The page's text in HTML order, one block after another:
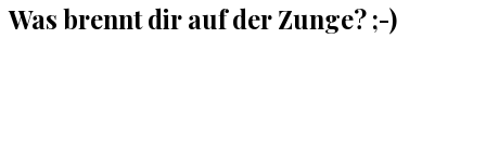
Was brennt dir auf der Zunge? ;-)